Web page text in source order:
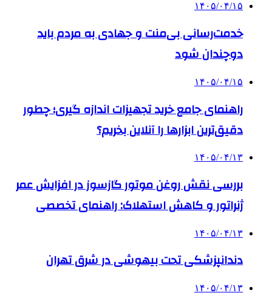
۱۴۰۵/۰۴/۱۵
خدمت‌رسانی بی‌منت و جهادی به مردم باید
دوچندان شود
۱۴۰۵/۰۴/۱۵
راهنمای جامع خرید تجهیزات اندازه گیری؛ چطور
دقیق‌ترین ابزارها را آنلاین بخریم؟
۱۴۰۵/۰۴/۱۳
بررسی نقش روغن موتور گازسوز در افزایش عمر
ژنراتور و کاهش استهلاک: راهنمای تخصصی
۱۴۰۵/۰۴/۱۳
دندانپزشکی تحت بیهوشی در شرق تهران
۱۴۰۵/۰۴/۱۳